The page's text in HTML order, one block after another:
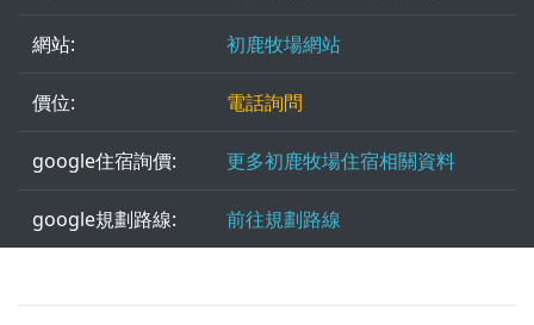
網站: 初鹿牧場網站
價位: 電話詢問
google住宿詢價: 更多初鹿牧場住宿相關資料
google規劃路線: 前往規劃路線